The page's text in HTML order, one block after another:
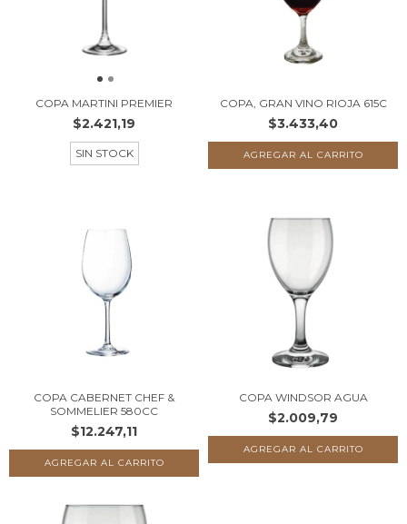
COPA MARTINI PREMIER
$2.421,19
SIN STOCK
COPA, GRAN VINO RIOJA 615C
$3.433,40
COPA CABERNET CHEF &
SOMMELIER 580CC
$12.247,11
COPA WINDSOR AGUA
$2.009,79